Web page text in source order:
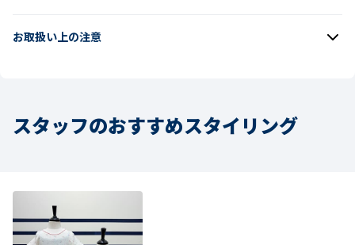
お取扱い上の注意
スタッフのおすすめスタイリング